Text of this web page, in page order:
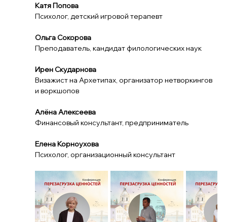
Катя Попова
Психолог, детский игровой терапевт
Ольга Сокорова
Преподаватель, кандидат филологических наук
Ирен Скударнова
Визажист на Архетипах, организатор нетворкингов
и воркшопов
Алёна Алексеева
Финансовый консультант, предприниматель
Елена Корноухова
Психолог, организационный консультант